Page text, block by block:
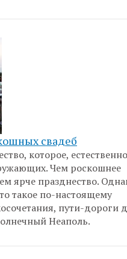
свадеб
которое,
Чем роскошнее
ярче празднество.
такое по-настоящему
пути-дороги
Неаполь.